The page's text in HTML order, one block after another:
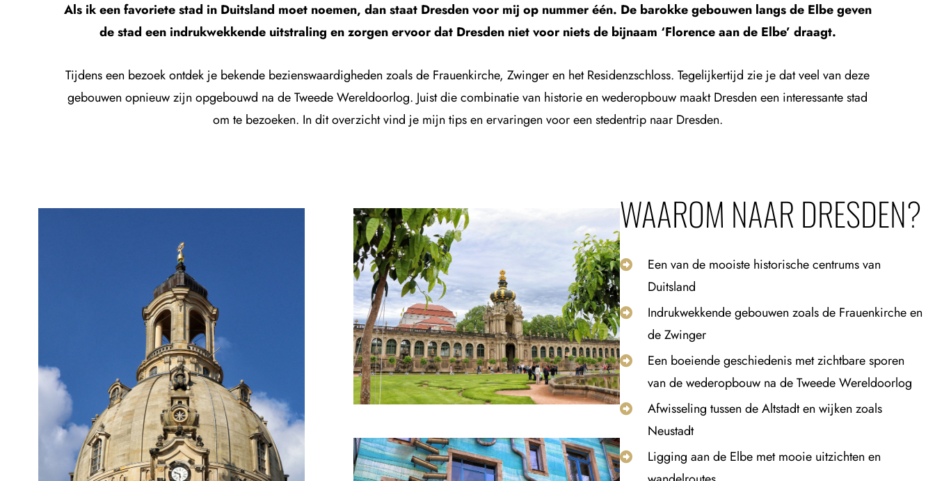
Als ik een favoriete stad in Duitsland moet noemen, dan staat Dresden voor mij op nummer één. De barokke gebouwen langs de Elbe geven
de stad een indrukwekkende uitstraling en zorgen ervoor dat Dresden niet voor niets de bijnaam ‘Florence aan de Elbe’ draagt.
Tijdens een bezoek ontdek je bekende bezienswaardigheden zoals de Frauenkirche, Zwinger en het Residenzschloss. Tegelijkertijd zie je dat veel van deze
gebouwen opnieuw zijn opgebouwd na de Tweede Wereldoorlog. Juist die combinatie van historie en wederopbouw maakt Dresden een interessante stad
om te bezoeken. In dit overzicht vind je mijn tips en ervaringen voor een stedentrip naar Dresden.
WAAROM NAAR DRESDEN?
Een van de mooiste historische centrums van
Duitsland
Indrukwekkende gebouwen zoals de Frauenkirche en
de Zwinger
Een boeiende geschiedenis met zichtbare sporen
van de wederopbouw na de Tweede Wereldoorlog
Afwisseling tussen de Altstadt en wijken zoals
Neustadt
Ligging aan de Elbe met mooie uitzichten en